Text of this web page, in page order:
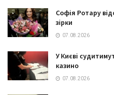
Софія Ротару
зірки
07.08.2026
У Києві
казино
07.08.2026